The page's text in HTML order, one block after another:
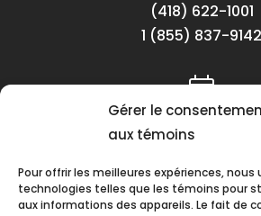
Gérer le
aux témoins
Pour offrir les meilleures expériences, nous
technologies telles que les témoins pour
aux informations des appareils. Le fait de
(418) 622-1001
1 (855) 837-9142
Lundi au vendredi